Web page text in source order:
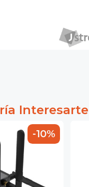
Interesarte
-10%